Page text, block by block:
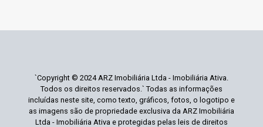
`Copyright © 2024 ARZ Imobiliária Ltda - Imobiliária Ativa.
Todos os direitos reservados.` Todas as informações
incluídas neste site, como texto, gráficos, fotos, o logotipo e
as imagens são de propriedade exclusiva da ARZ Imobiliária
Ltda - Imobiliária Ativa e protegidas pelas leis de direitos